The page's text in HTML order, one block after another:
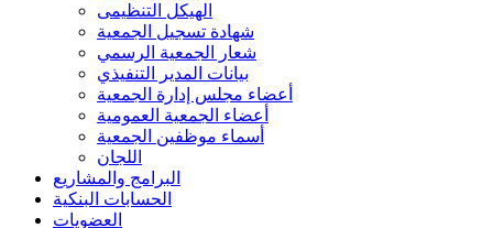
الهيكل التنظيمى
شهادة تسجيل الجمعية
شعار الجمعية الرسمي
بيانات المدير التنفيذي
أعضاء مجلس إدارة الجمعية
أعضاء الجمعية العمومية
أسماء موظفين الجمعية
اللجان
البرامج والمشاريع
الحسابات البنكية
العضويات